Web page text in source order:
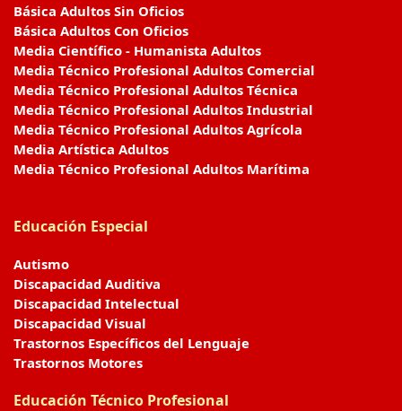
Básica Adultos Sin Oficios
Básica Adultos Con Oficios
Media Científico - Humanista Adultos
Media Técnico Profesional Adultos Comercial
Media Técnico Profesional Adultos Técnica
Media Técnico Profesional Adultos Industrial
Media Técnico Profesional Adultos Agrícola
Media Artística Adultos
Media Técnico Profesional Adultos Marítima
Educación Especial
Autismo
Discapacidad Auditiva
Discapacidad Intelectual
Discapacidad Visual
Trastornos Específicos del Lenguaje
Trastornos Motores
Educación Técnico Profesional